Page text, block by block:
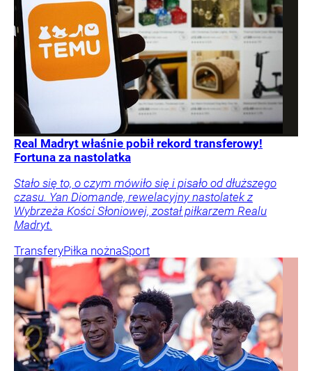
Real Madryt właśnie pobił rekord transferowy!
Fortuna za nastolatka
Stało się to, o czym mówiło się i pisało od dłuższego
czasu. Yan Diomande, rewelacyjny nastolatek z
Wybrzeża Kości Słoniowej, został piłkarzem Realu
Madryt.
TransferyPiłka nożnaSport